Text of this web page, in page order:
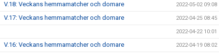
V.18: Veckans hemmamatcher och domare 2022-05-02 09:08
V.17: Veckans hemmamatcher och domare 2022-04-25 08:45
2022-04-22 10:01
V.16: Veckans hemmamatcher och domare 2022-04-19 08:02